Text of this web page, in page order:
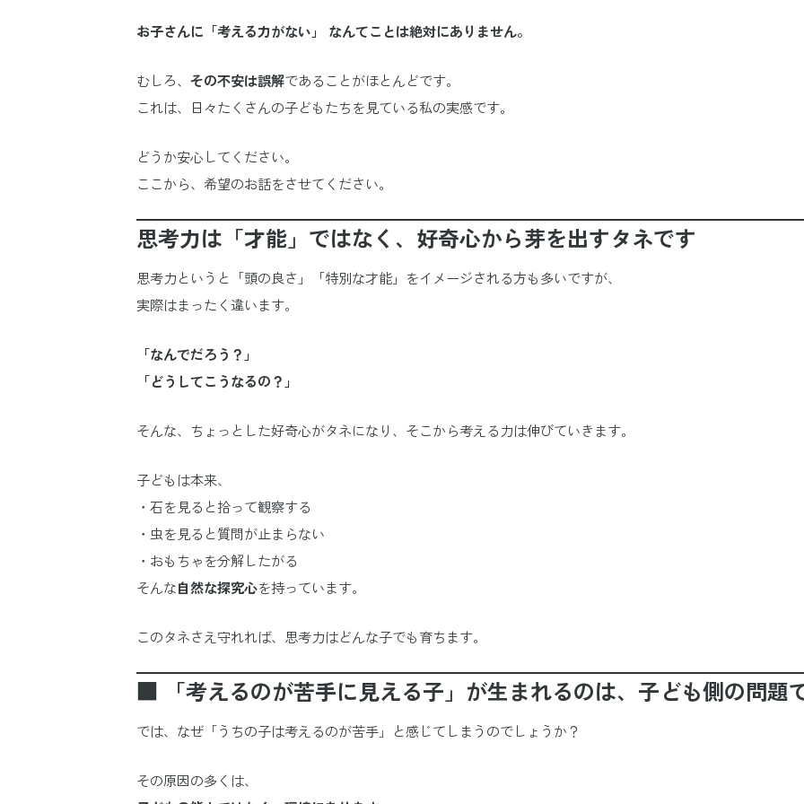
お子さんに「考える力がない」 なんてことは絶対にありません。
むしろ、 その不安は誤解であることがほとんどです。
これは、日々たくさんの子どもたちを見ている私の実感です。
どうか安心してください。
ここから、希望のお話をさせてください。
思考力は「才能」ではなく、好奇心から芽を出すタネです
思考力というと「頭の良さ」「特別な才能」をイメージされる方も多いですが、
実際はまったく違います。
「なんでだろう？」
「どうしてこうなるの？」
そんな、ちょっとした好奇心がタネになり、そこから考える力は伸びていきます。
子どもは本来、
・石を見ると拾って観察する
・虫を見ると質問が止まらない
・おもちゃを分解したがる
そんな自然な探究心を持っています。
このタネさえ守れれば、思考力はどんな子でも育ちます。
■ 「考えるのが苦手に見える子」が生まれるのは、子ども側の問題
では、なぜ「うちの子は考えるのが苦手」と感じてしまうのでしょうか？
その原因の多くは、